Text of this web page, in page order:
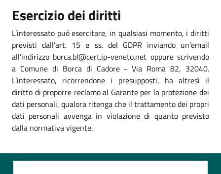
Esercizio dei diritti
L’interessato può esercitare, in qualsiasi momento, i diritti
previsti dall’art. 15 e ss. del GDPR inviando un’email
all’indirizzo borca.bl@cert.ip-veneto.net oppure scrivendo
a Comune di Borca di Cadore - Via Roma 82, 32040.
L’interessato, ricorrendone i presupposti, ha altresì il
diritto di proporre reclamo al Garante per la protezione dei
dati personali, qualora ritenga che il trattamento dei propri
dati personali avvenga in violazione di quanto previsto
dalla normativa vigente.